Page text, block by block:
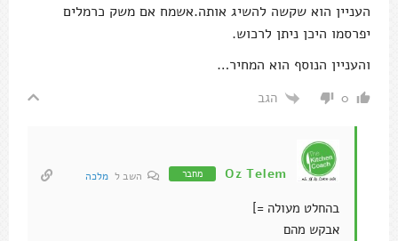
העניין הוא שקשה להשיג אותה.אשמח אם משק כרמלים
יפרסמו היכן ניתן לרכוש.
והעניין הנוסף הוא המחיר…
0 הגב
Oz Telem מחבר השב ל מלכה
בהחלט מעולה =]
אבקש מהם